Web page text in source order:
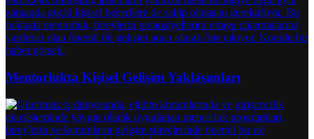
Mentorlukta Kişisel Gelişim Yaklaşımları